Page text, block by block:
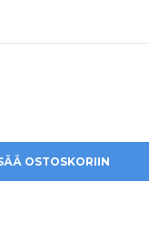
OSTOSKORIIN